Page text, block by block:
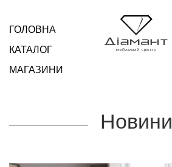
ГОЛОВНА
КАТАЛОГ
МАГАЗИНИ
Новини